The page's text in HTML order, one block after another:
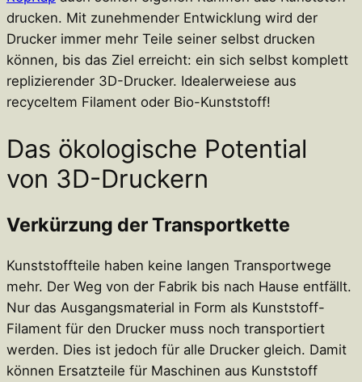
drucken. Mit zunehmender Entwicklung wird der
Drucker immer mehr Teile seiner selbst drucken
können, bis das Ziel erreicht: ein sich selbst komplett
replizierender 3D-Drucker. Idealerweiese aus
recyceltem Filament oder Bio-Kunststoff!
Das ökologische Potential
von 3D-Druckern
Verkürzung der Transportkette
Kunststoffteile haben keine langen Transportwege
mehr. Der Weg von der Fabrik bis nach Hause entfällt.
Nur das Ausgangsmaterial in Form als Kunststoff-
Filament für den Drucker muss noch transportiert
werden. Dies ist jedoch für alle Drucker gleich. Damit
können Ersatzteile für Maschinen aus Kunststoff